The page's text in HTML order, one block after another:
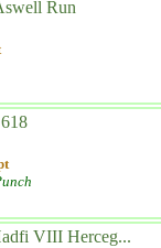
Run
VIII Herceg...